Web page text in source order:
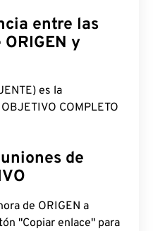
entre las
y
es la
COMPLETO
de
de ORIGEN a
"Copiar enlace" para